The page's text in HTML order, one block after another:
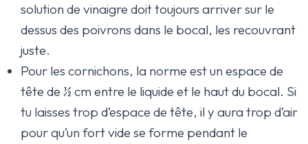
solution de vinaigre doit toujours arriver sur le
dessus des poivrons dans le bocal, les recouvrant
juste.
Pour les cornichons, la norme est un espace de
tête de ½ cm entre le liquide et le haut du bocal. Si
tu laisses trop d’espace de tête, il y aura trop d’air
pour qu’un fort vide se forme pendant le